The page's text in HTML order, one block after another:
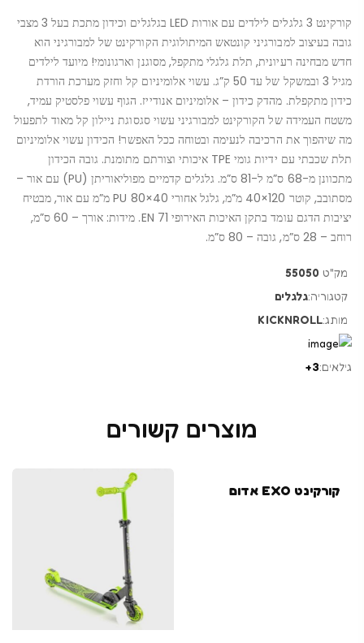
קורקינט 3 גלגלים לילדים עם אורות LED בגלגלים וכידון מתכת בעל 3 מצבי
גובה בעיצוב למבורגיני קונטאש המיתולוגית הקורקינט של למבורגיני הוא
חדש מבחינה רעיונית, תלת גלגלי מתקפל, מסוגנן וארגונומי! מיועד לילדים
מגיל 3 ובמשקל של עד 50 ק”ג. עשוי אלומיניום קל וחזק מערכת הורדת
כידון מתקפלת. מהדק כידון – אלומיניום אנודייז. הגוף עשוי פלסטיק עמיד,
משטח העמידה של הקורקינט למבורגיני עשוי סגסוגת ניילון קל מאוד לתפעול
מה שיהפוך את הרכיבה לנעימה ובטוחה ככל האפשר! הכידון עשוי אלומיניום
תלת שכבתי עם ידיות גומי TPE איכותי וצורתם מתומנת. גובה הכידון
מתכוונן מ-68 ס”מ ל-81 ס”מ. גלגלים קדמיים מפוליאוריתן (PU) עם אור –
מסתובב, קוטר 120×40 מ”מ, גלגל אחורי PU 80×40 מ”מ עם אור, מבטיח
יציבות הדגם עומד בתקן האיכות האירופי EN 71. מידות: אורך – 60 ס”מ,
רוחב – 28 ס”מ, גובה – 80 ס”מ.
מק"ט 55050
קטגוריה:גלגלים
מותג:KICKNROLL
גילאים:3+
מוצרים קשורים
קורקינט EXO אדום